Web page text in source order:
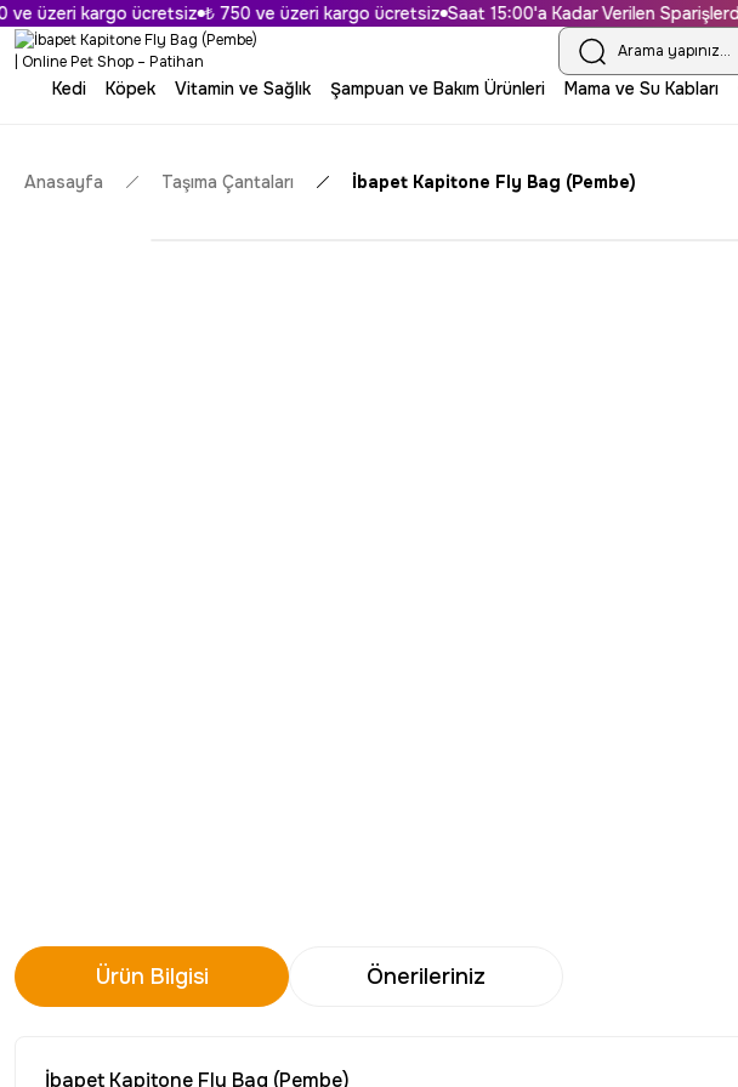
üzeri kargo ücretsiz ₺ 750 ve üzeri kargo ücretsiz Saat 15:00'a Kadar Verilen Sparişlerde
Kedi
Köpek Vitamin ve Sağlık Şampuan ve Bakım Ürünleri Mama ve Su Kabları
Anasayfa Taşıma Çantaları İbapet Kapitone Fly Bag (Pembe)
Ürün Bilgisi Önerileriniz
İbapet Kapitone Fly Bag (Pembe)